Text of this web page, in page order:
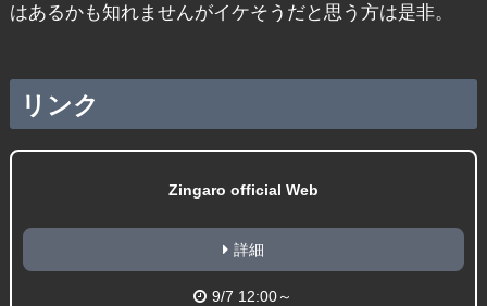
はあるかも知れませんがイケそうだと思う方は是非。
リンク
Zingaro official Web
詳細
9/7 12:00～